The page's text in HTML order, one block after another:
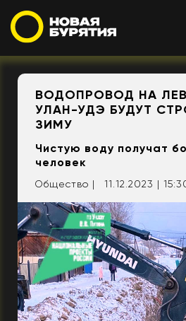
ВОДОПРОВОД НА
УЛАН-УДЭ БУДУТ
ЗИМУ
Чистую воду получат
человек
Общество | 11.12.2023 |